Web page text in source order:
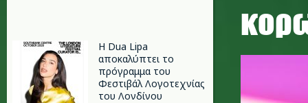
Η Dua Lipa
αποκαλύπτει το
πρόγραμμα του
Φεστιβάλ Λογοτεχνίας
του Λονδίνου